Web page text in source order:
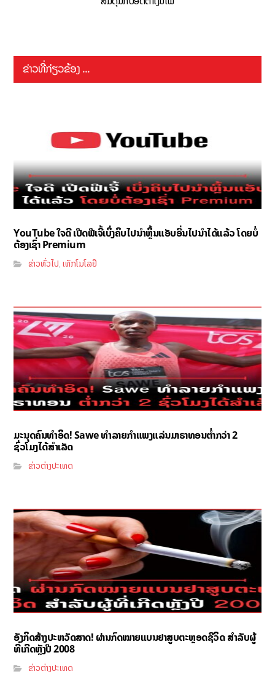
ຂ່າວທີ່ກ່ຽວຂ້ອງ ...
YouTube ໃຈດີ ເປີດຟີເຈີ້ເບິ່ງຄິບໄປນຳຫຼິ້ນແອັບອື່ນໄປນຳໄດ້ແລ້ວ ໂດຍບໍ່
ຕ້ອງເຊົ່າ Premium
ຂ່າວທົ່ວໄປ,ເທັກໂນໂລຢີ
ມະນຸດຄົນທຳອິດ! Sawe ທຳລາຍກຳແພງແລ່ນມາຣາທອນຕ່ຳກວ່າ 2
ຊົ່ວໂມງໄດ້ສຳເລັດ
ຂ່າວຕ່າງປະເທດ
ອັງກິດສ້າງປະຫວັດສາດ! ຜ່ານກົດໝາຍແບນຢາສູບຕະຫຼອດຊີວິດ ສຳລັບຜູ້
ທີ່ເກີດຫຼັງປີ 2008
ຂ່າວຕ່າງປະເທດ